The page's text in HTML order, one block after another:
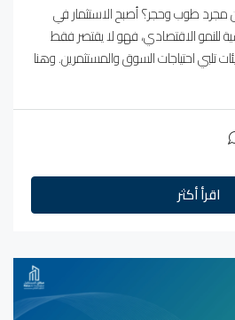
مجرد طوب وحجر؟ أصبح الاستثمار في
للنمو الاقتصادي، فهو لا يقتصر فقط
تلبي احتياجات السوق والمستثمرين. وهنا
اقرأ أكثر